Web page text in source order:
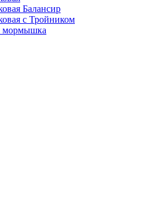
Балансир
с Тройником
мормышка